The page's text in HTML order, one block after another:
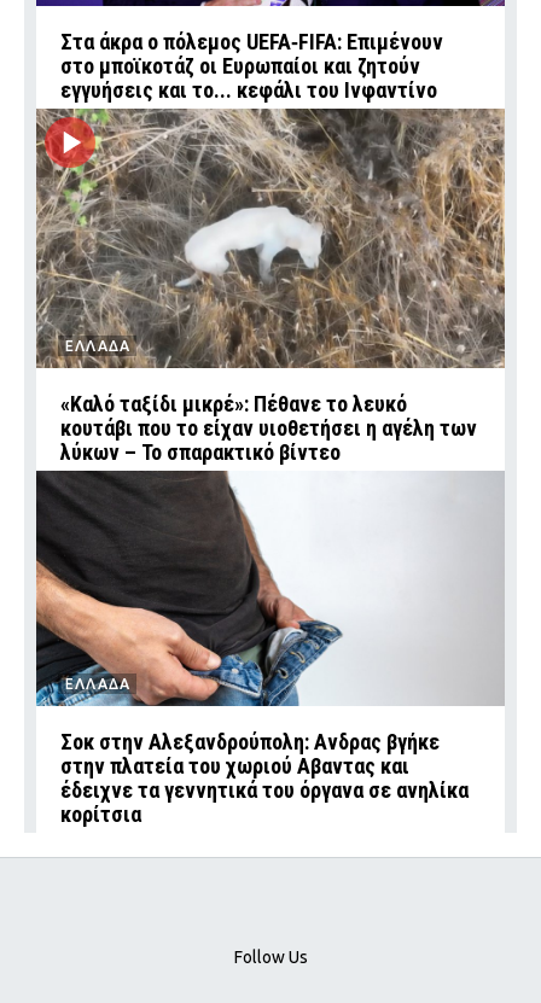
Στα άκρα ο πόλεμος UEFA‑FIFA: Επιμένουν
στο μποϊκοτάζ οι Ευρωπαίοι και ζητούν
εγγυήσεις και το... κεφάλι του Ινφαντίνο
ΕΛΛΑΔΑ
«Καλό ταξίδι μικρέ»: Πέθανε το λευκό
κουτάβι που το είχαν υιοθετήσει η αγέλη των
λύκων – Το σπαρακτικό βίντεο
ΕΛΛΑΔΑ
Σοκ στην Αλεξανδρούπολη: Ανδρας βγήκε
στην πλατεία του χωριού Αβαντας και
έδειχνε τα γεννητικά του όργανα σε ανηλίκα
κορίτσια
Follow Us